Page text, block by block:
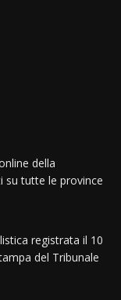
della
su tutte le province
registrata il 10
del Tribunale